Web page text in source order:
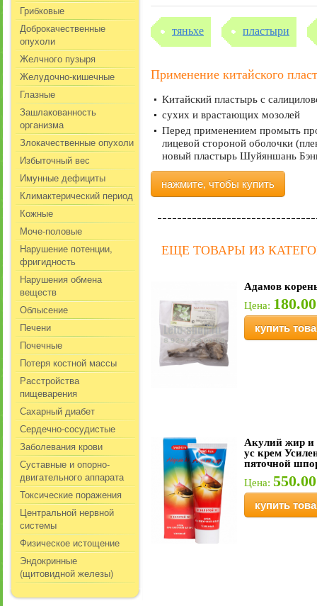
Грибковые
Доброкачественные
опухоли
Желчного пузыря
Желудочно-кишечные
Глазные
Зашлакованность
организма
Злокачественные опухоли
Избыточный вес
Имунные дефициты
Климактерический период
Кожные
Моче-половые
Нарушение потенции,
фригидность
Нарушения обмена
веществ
Облысение
Печени
Почечные
Потеря костной массы
Расстройства
пищеварения
Сахарный диабет
Сердечно-сосудистые
Заболевания крови
Суставные и опорно-
двигательного аппарата
Токсические поражения
Центральной нервной
системы
Физическое истощение
Эндокринные
(щитовидной железы)
тяньхе пластыри
Применение китайского
Китайский пластырь с
сухих и врастающих мозолей
Перед применением промыть
лицевой стороной оболочки
новый пластырь Шуйяншань
нажмите, чтобы купить
ЕЩЕ ТОВАРЫ ИЗ
Адамов
Цена:
купить
Акулий жир и
ус крем
пяточной
Цена:
купить